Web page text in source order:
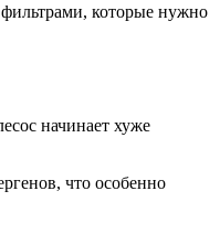
которые нужно
начинает хуже
что особенно